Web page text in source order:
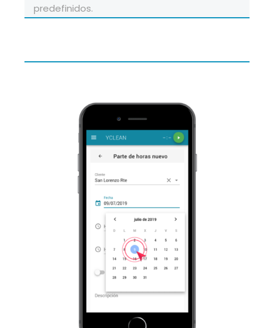
predefinidos.